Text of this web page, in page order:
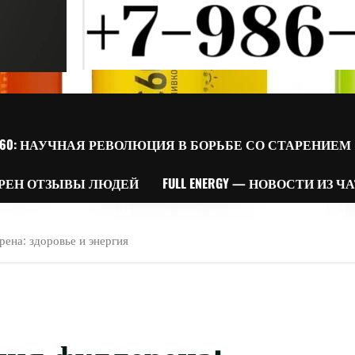
НАУЧНАЯ РЕВОЛЮЦИЯ В БОРЬБЕ СО СТАРЕНИЕМ
ОТЗЫВЫ ЛЮДЕЙ FULL ENERGY — НОВОСТИ ИЗ
здоровье и энергия